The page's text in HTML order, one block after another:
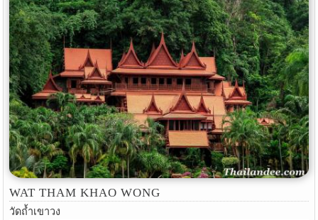
WAT THAM KHAO WONG
วัดถ้ำเขาวง